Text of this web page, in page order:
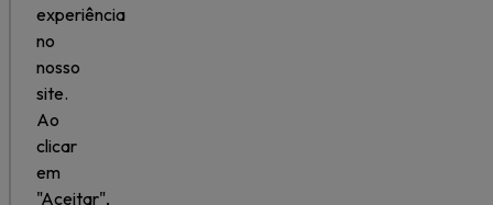
experiência
no
nosso
site.
Ao
clicar
em
"Aceitar",